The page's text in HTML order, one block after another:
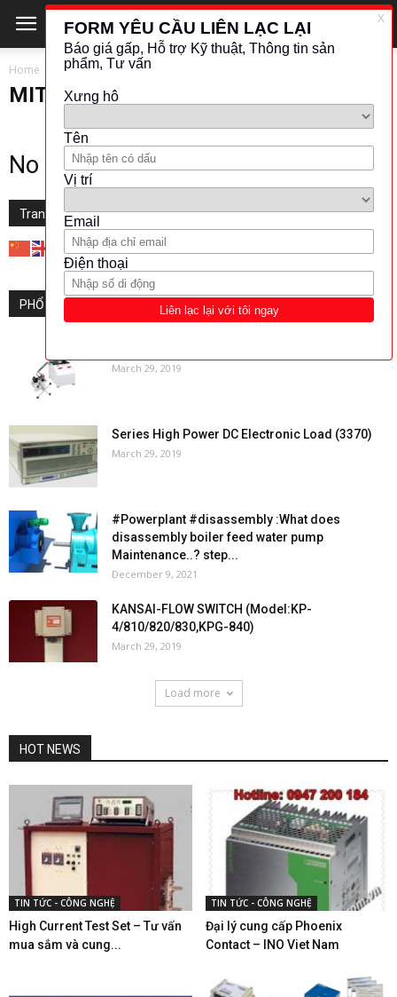
Home MITSUBISHI
MITSUBISHI
No posts to display
Translate this website
PHỔ BIẾN
March 29, 2019
Series High Power DC Electronic Load (3370)
March 29, 2019
#Powerplant #disassembly :What does
disassembly boiler feed water pump
Maintenance..? step...
December 9, 2021
KANSAI-FLOW SWITCH (Model:KP-
4/810/820/830,KPG-840)
March 29, 2019
Load more
HOT NEWS
TIN TỨC - CÔNG NGHỆ
High Current Test Set – Tư vấn
mua sắm và cung...
TIN TỨC - CÔNG NGHỆ
Đại lý cung cấp Phoenix
Contact – INO Viet Nam